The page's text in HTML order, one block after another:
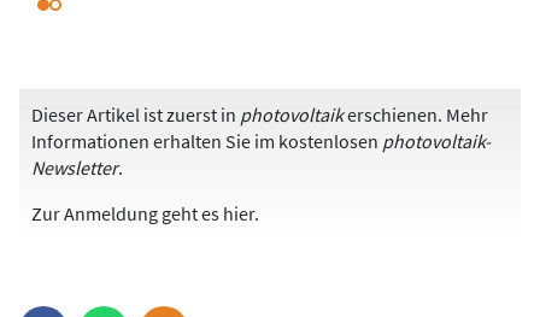
Dieser Artikel ist zuerst in photovoltaikerschienen. Mehr
Informationen erhalten Sie im kostenlosen photovoltaik-
Newsletter.
Zur Anmeldung geht es hier.